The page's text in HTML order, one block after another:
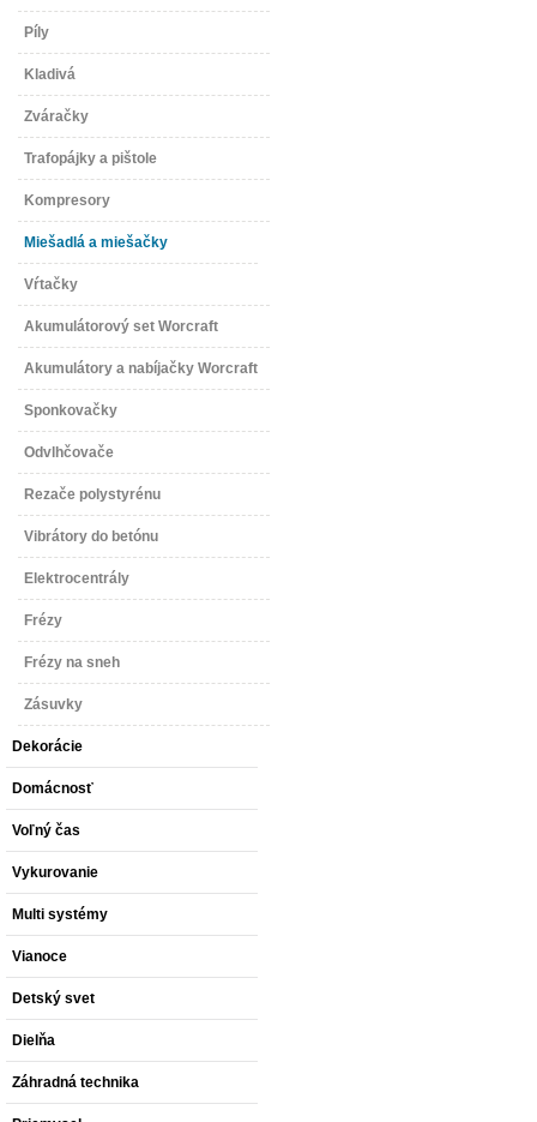
Píly
Kladivá
Zváračky
Trafopájky a pištole
Kompresory
Miešadlá a miešačky
Vŕtačky
Akumulátorový set Worcraft
Akumulátory a nabíjačky Worcraft
Sponkovačky
Odvlhčovače
Rezače polystyrénu
Vibrátory do betónu
Elektrocentrály
Frézy
Frézy na sneh
Zásuvky
Dekorácie
Domácnosť
Voľný čas
Vykurovanie
Multi systémy
Vianoce
Detský svet
Dielňa
Záhradná technika